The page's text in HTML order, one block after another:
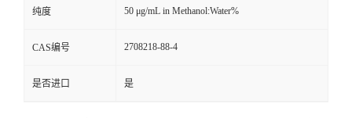
纯度 50 μg/mL in Methanol:Water%
CAS编号 2708218-88-4
是否进口 是